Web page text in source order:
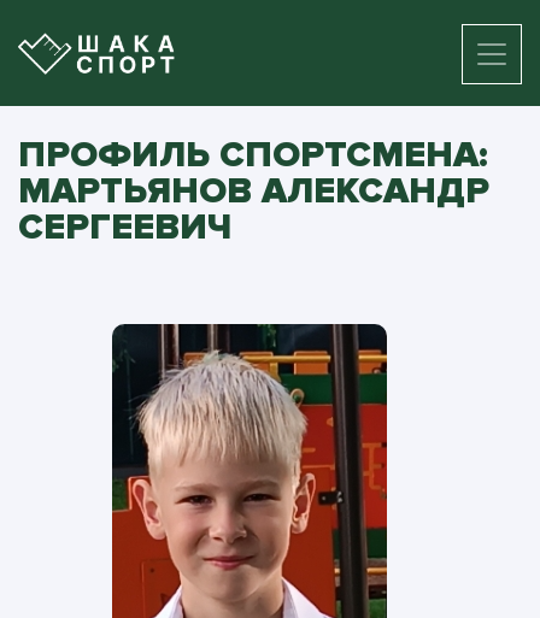
ПРОФИЛЬ СПОРТСМЕНА:
МАРТЬЯНОВ АЛЕКСАНДР
СЕРГЕЕВИЧ